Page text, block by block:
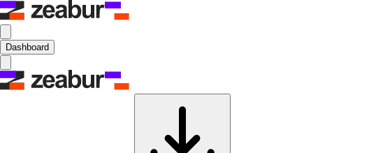
Dashboard